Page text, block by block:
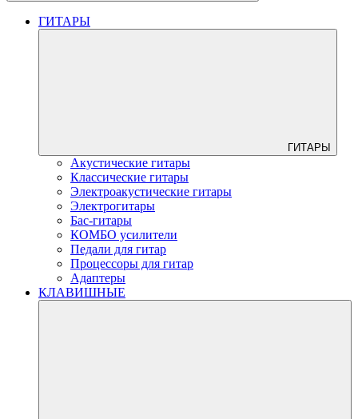
ГИТАРЫ
ГИТАРЫ
Акустические гитары
Классические гитары
Электроакустические гитары
Электрогитары
Бас-гитары
КОМБО усилители
Педали для гитар
Процессоры для гитар
Адаптеры
КЛАВИШНЫЕ